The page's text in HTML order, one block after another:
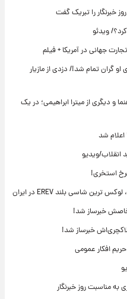
خبرنگار را تبریک گفت
ویدئو
جهانی در آمریکا + فیلم
او گران تمام شد!/ دزدی از مازیار
و دیگری از میترا ابراهیمی؛ در یک
انقلاب/ویدیو
استخری!
خاصش خبرساز شد!
خبرساز شد!
افکار عمومی
به مناسبت روز خبرنگار